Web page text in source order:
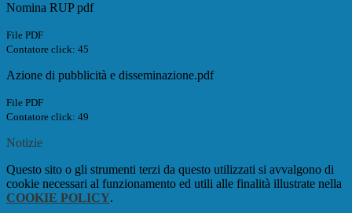
Nomina RUP pdf
File PDF
Contatore click: 45
Azione di pubblicità e disseminazione.pdf
File PDF
Contatore click: 49
Notizie
Questo sito o gli strumenti terzi da questo utilizzati si avvalgono di
cookie necessari al funzionamento ed utili alle finalità illustrate nella
COOKIE POLICY.